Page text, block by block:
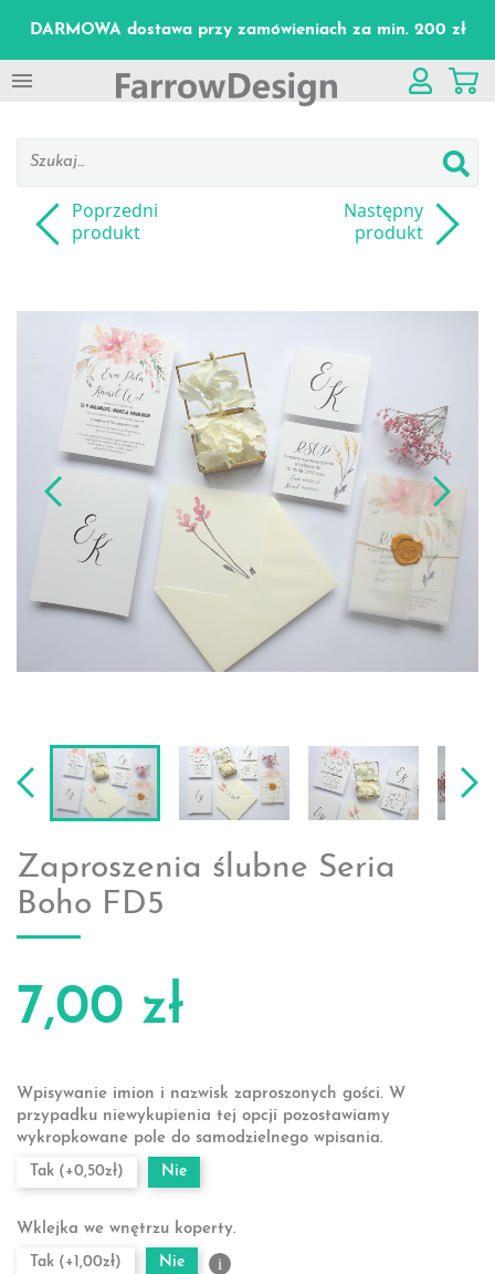
DARMOWA dostawa przy zamówieniach za min. 200 zł

Zaproszenia ślubne Seria
Boho FD5
7,00 zł
Wpisywanie imion i nazwisk zaproszonych gości. W
przypadku niewykupienia tej opcji pozostawiamy
wykropkowane pole do samodzielnego wpisania.
Tak (+0,50zł)
Nie
Wklejka we wnętrzu koperty.
Tak (+1,00zł)
Nie i
Poprzedni
produkt
Następny
produkt